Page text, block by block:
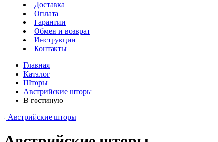
Доставка
Оплата
Гарантии
Обмен и возврат
Инструкции
Контакты
Главная
Каталог
Шторы
Австрийские шторы
В гостиную
Австрийские шторы